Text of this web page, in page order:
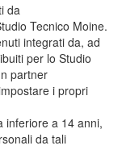
da
Tecnico Moine.
integrati da, ad
per lo Studio
partner
i propri
inferiore a 14 anni,
da tali